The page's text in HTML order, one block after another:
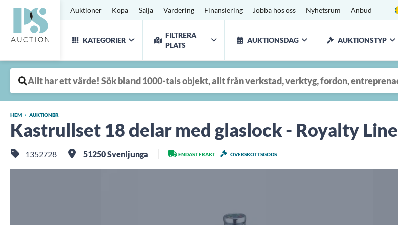
Auktioner Köpa Sälja Värdering Finansiering Jobba hos oss Nyhetsrum Anbud
KATEGORIER
FILTRERA
PLATS
AUKTIONSDAG AUKTIONSTYP
HEM AUKTIONER
Kastrullset 18 delar med glaslock - Royalty Line
1352728 51250 Svenljunga ENDAST FRAKT ÖVERSKOTTSGODS